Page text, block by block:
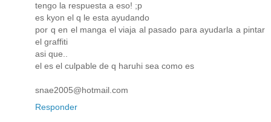
tengo la respuesta a eso! ;p
es kyon el q le esta ayudando
por q en el manga el viaja al pasado para ayudarla a pintar
el graffiti
asi que..
el es el culpable de q haruhi sea como es
snae2005@hotmail.com
Responder